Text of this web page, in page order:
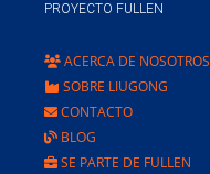
PROYECTO FULLEN
ACERCA DE NOSOTROS
SOBRE LIUGONG
CONTACTO
BLOG
SE PARTE DE FULLEN